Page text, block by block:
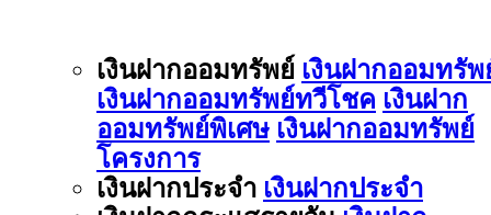
เงินฝากออมทรัพย์ เงินฝากออมทรัพ
เงินฝากออมทรัพย์ทวีโชค เงินฝาก
ออมทรัพย์พิเศษ เงินฝากออมทรัพย์
โครงการ
เงินฝากประจำ เงินฝากประจำ